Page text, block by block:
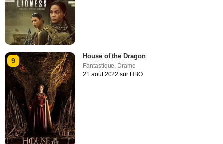
9
House of the Dragon
Fantastique, Drame
21 août 2022 sur HBO